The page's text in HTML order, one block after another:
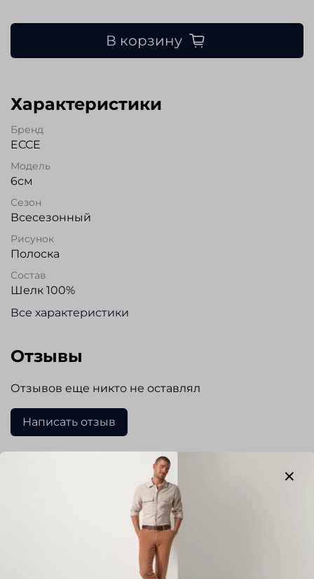
В корзину
Характеристики
Бренд
ECCE
Модель
6см
Сезон
Всесезонный
Рисунок
Полоска
Состав
Шелк 100%
Все характеристики
Отзывы
Отзывов еще никто не оставлял
Написать отзыв